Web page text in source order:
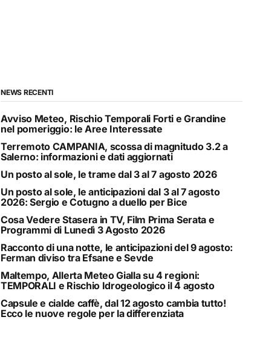
NEWS RECENTI
Avviso Meteo, Rischio Temporali Forti e Grandine
nel pomeriggio: le Aree Interessate
Terremoto CAMPANIA, scossa di magnitudo 3.2 a
Salerno: informazioni e dati aggiornati
Un posto al sole, le trame dal 3 al 7 agosto 2026
Un posto al sole, le anticipazioni dal 3 al 7 agosto
2026: Sergio e Cotugno a duello per Bice
Cosa Vedere Stasera in TV, Film Prima Serata e
Programmi di Lunedì 3 Agosto 2026
Racconto di una notte, le anticipazioni del 9 agosto:
Ferman diviso tra Efsane e Sevde
Maltempo, Allerta Meteo Gialla su 4 regioni:
TEMPORALI e Rischio Idrogeologico il 4 agosto
Capsule e cialde caffè, dal 12 agosto cambia tutto!
Ecco le nuove regole per la differenziata